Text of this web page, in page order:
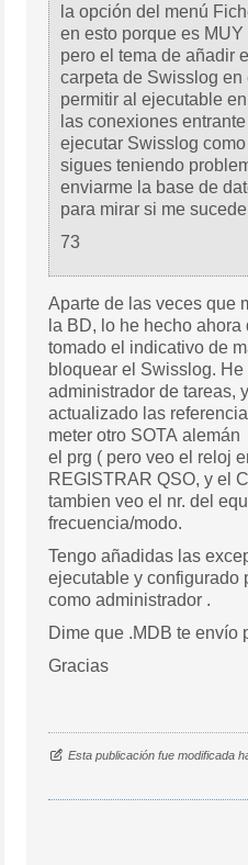
la opción del menú
en esto porque es
pero el tema de añadir
carpeta de Swisslog en
permitir al ejecutable
las conexiones
ejecutar Swisslog
sigues teniendo
enviarme la base de
para mirar si me
73
Aparte de las veces que
la BD, lo he hecho
tomado el indicativo de
bloquear el Swisslog. He
administrador de tareas,
actualizado las
meter otro SOTA
el prg ( pero veo el reloj
REGISTRAR QSO, y el
tambien veo el nr. del
frecuencia/modo.
Tengo añadidas las
ejecutable y configurado
como administrador .
Dime que .MDB te envío
Gracias
Esta publicación fue modificada